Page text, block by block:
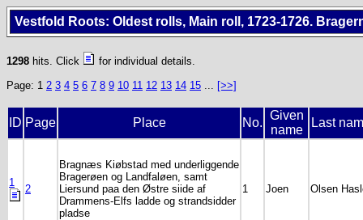
Vestfold Roots: Oldest rolls, Main roll, 1723-1726.
1298 hits. Click
for individual details.
Page: 1 2 3 4 5 6 7 8 9 10 11 12 13 14 15 ... [>>]
ID Page Place No.
Given
name
Last
1
2
Bragnæs Kiøbstad med underliggende
Bragerøen og Landfaløen, samt
Liersund paa den Østre siide af
Drammens-Elfs ladde og strandsidder
pladse
1 Joen Olsen